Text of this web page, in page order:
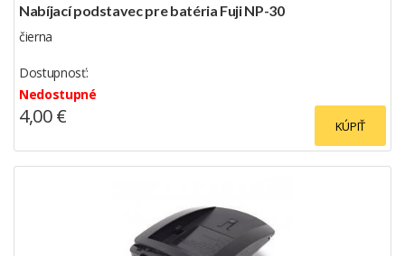
Nabíjací podstavec pre batéria Fuji NP-30
čierna
Dostupnosť:
Nedostupné
KÚPIŤ
4,00 €